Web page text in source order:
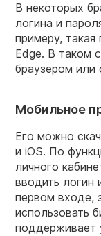
В некоторых
логина и
примеру,
Edge. В таком
браузером или
Мобильное
Его можно
и iOS. По
личного
вводить логин
первом входе,
использовать
поддерживает